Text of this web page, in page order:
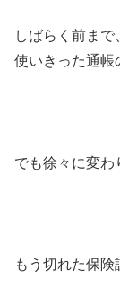
しばらく前まで
使いきった通帳
でも徐々に変わ
もう切れた保険